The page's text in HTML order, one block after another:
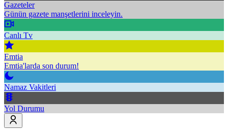
Gazeteler
Günün gazete manşetlerini inceleyin.
Canlı Tv
Emtia
Emtia'larda son durum!
Namaz Vakitleri
Yol Durumu